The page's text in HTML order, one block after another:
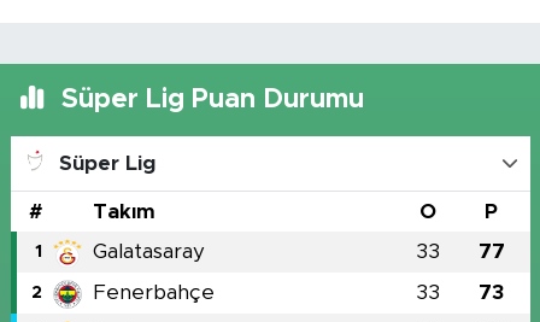
Süper Lig Puan Durumu
Süper Lig
# Takım O P
1 Galatasaray 33 77
2 Fenerbahçe 33 73